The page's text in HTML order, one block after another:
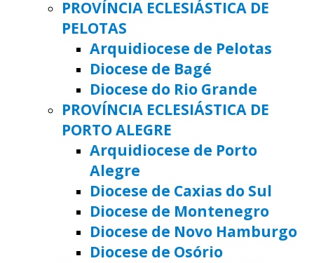
PROVÍNCIA ECLESIÁSTICA DE
PELOTAS
Arquidiocese de Pelotas
Diocese de Bagé
Diocese do Rio Grande
PROVÍNCIA ECLESIÁSTICA DE
PORTO ALEGRE
Arquidiocese de Porto
Alegre
Diocese de Caxias do Sul
Diocese de Montenegro
Diocese de Novo Hamburgo
Diocese de Osório